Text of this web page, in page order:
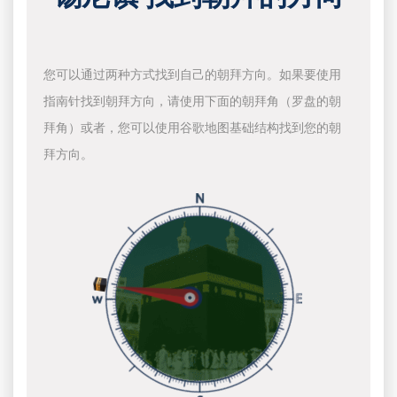
您可以通过两种方式找到自己的朝拜方向。如果要使用
指南针找到朝拜方向，请使用下面的朝拜角（罗盘的朝
拜角）或者，您可以使用谷歌地图基础结构找到您的朝
拜方向。